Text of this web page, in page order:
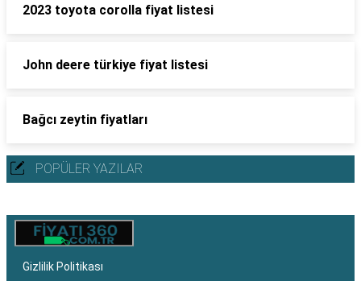
2023 toyota corolla fiyat listesi
John deere türkiye fiyat listesi
Bağcı zeytin fiyatları
POPÜLER YAZILAR
Gizlilik Politikası